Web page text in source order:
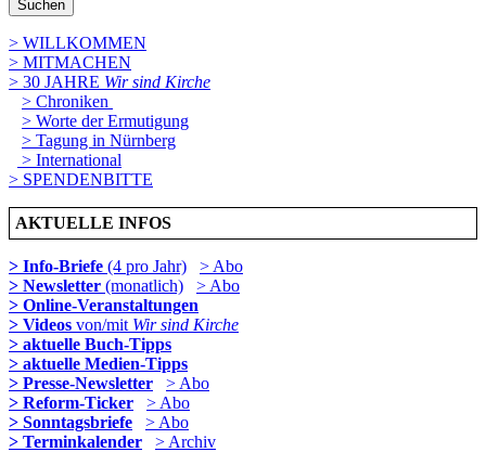
Suchen
> WILLKOMMEN
> MITMACHEN
> 30 JAHRE Wir sind Kirche
> Chroniken
> Worte der Ermutigung
> Tagung in Nürnberg
> International
> SPENDENBITTE
AKTUELLE INFOS
> Info-Briefe (4 pro Jahr)
> Abo
> Newsletter (monatlich)
> Abo
> Online-Veranstaltungen
> Videos von/mit Wir sind Kirche
> aktuelle Buch-Tipps
> aktuelle Medien-Tipps
> Presse-Newsletter
> Abo
> Reform-Ticker
> Abo
> Sonntagsbriefe
> Abo
> Terminkalender
> Archiv